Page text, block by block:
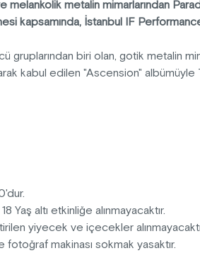
melankolik metalin mimarlarından
kapsamında, İstanbul IF
gruplarından biri olan, gotik metalin
kabul edilen "Ascension" albümüyle
ve 1991 tarihli efsanevi Gothic
dönemlerinde kabuk değiştiren;
görkemli seslerine, hatta deneysel
Ascension ile tahtını bir kez
Yaş altı etkinliğe alınmayacaktır.
yiyecek ve içecekler
fotoğraf makinası sokmak yasaktır.